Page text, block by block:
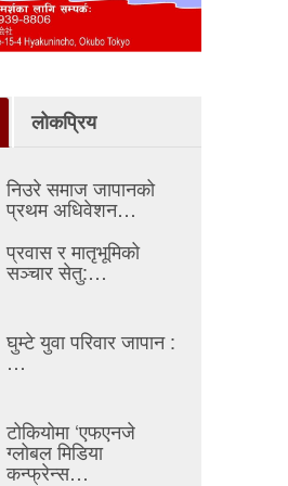
लोकप्रिय
निउरे समाज जापानको
प्रथम अधिवेशन…
प्रवास र मातृभूमिको
सञ्चार सेतु:…
घुम्टे युवा परिवार जापान :
…
टोकियोमा ‘एफएनजे
ग्लोबल मिडिया
कन्फ्रेन्स…